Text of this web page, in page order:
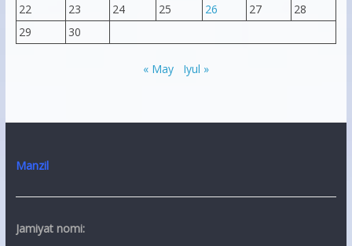
22
23 24 25 26 27
28
29
30
« May Iyul »
Manzil
Jamiyat nomi: